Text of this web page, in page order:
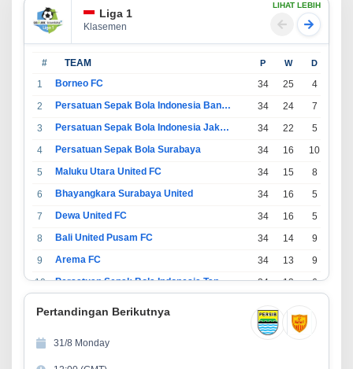
Liga 1
Klasemen
LIHAT LEBIH
# TEAM P W D
1 Borneo FC 34 25 4
2
Persatuan Sepak Bola Indonesia Bandung 34 24 7
3
Persatuan Sepak Bola Indonesia Jakarta 34 22 5
4
Persatuan Sepak Bola Surabaya 34 16 10
5
Maluku Utara United FC 34 15 8
6
Bhayangkara Surabaya United 34 16 5
7
Dewa United FC 34 16 5
8
Bali United Pusam FC 34 14 9
9
Arema FC 34 13 9
10
Persatuan Sepak Bola Indonesia Tangerang 34 13 6
34 11
13
Pertandingan Berikutnya
31/8 Monday